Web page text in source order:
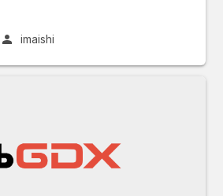
imaishi